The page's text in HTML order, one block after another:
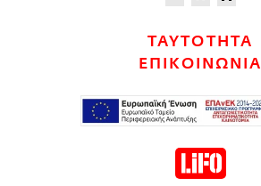
ΤΑΥΤΟΤΗΤΑ
ΕΠΙΚΟΙΝΩΝΙΑ